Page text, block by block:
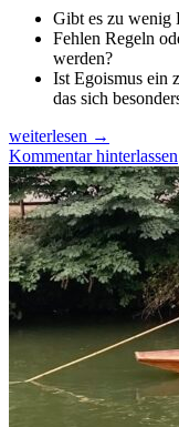
Gibt es zu wenig
Fehlen Regeln
werden?
Ist Egoismus ein
das sich
Rücksicht
statt
Rage
weiterlesen →
Kommentar hinterlassen